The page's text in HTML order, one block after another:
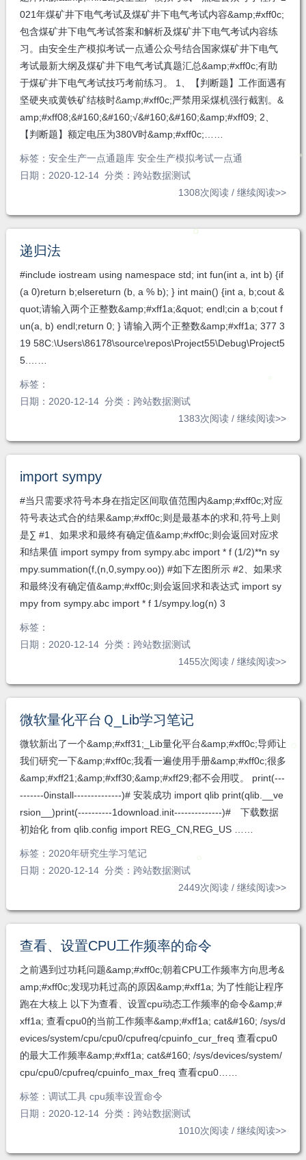
021年煤矿井下电气考试及煤矿井下电气考试内容&amp;#xff0c;
包含煤矿井下电气考试答案和解析及煤矿井下电气考试内容练
习。由安全生产模拟考试一点通公众号结合国家煤矿井下电气
考试最新大纲及煤矿井下电气考试真题汇总&amp;#xff0c;有助
于煤矿井下电气考试技巧考前练习。 1、【判断题】工作面遇有
坚硬夹或黄铁矿结核时&amp;#xff0c;严禁用采煤机强行截割。&
amp;#xff08;&#160;&#160;√&#160;&#160;&amp;#xff09; 2、
【判断题】额定电压为380V时&amp;#xff0c;……
标签： 安全生产一点通题库 安全生产模拟考试一点通
日期：2020-12-14 分类： 跨站数据测试
1308次阅读 /继续阅读>>
递归法
#include iostream using namespace std; int fun(int a, int b) {if
(a 0)return b;elsereturn (b, a % b); } int main() {int a, b;cout &
quot;请输入两个正整数&amp;#xff1a;&quot; endl;cin a b;cout f
un(a, b) endl;return 0; } 请输入两个正整数&amp;#xff1a; 377 3
19 58C:\Users\86178\source\repos\Project55\Debug\Project5
5.……
标签：
日期：2020-12-14 分类： 跨站数据测试
1383次阅读 /继续阅读>>
import sympy
#当只需要求符号本身在指定区间取值范围内&amp;#xff0c;对应
符号表达式合的结果&amp;#xff0c;则是最基本的求和,符号上则
是∑ #1、如果求和最终有确定值&amp;#xff0c;则会返回对应求
和结果值 import sympy from sympy.abc import * f (1/2)**n sy
mpy.summation(f,(n,0,sympy.oo)) #如下左图所示 #2、如果求
和最终没有确定值&amp;#xff0c;则会返回求和表达式 import sy
mpy from sympy.abc import * f 1/sympy.log(n) 3
标签：
日期：2020-12-14 分类： 跨站数据测试
1455次阅读 /继续阅读>>
微软量化平台Ｑ_Lib学习笔记
微软新出了一个&amp;#xff31;_Lib量化平台&amp;#xff0c;导师让
我们研究一下&amp;#xff0c;我看一遍使用手册&amp;#xff0c;很多
&amp;#xff21;&amp;#xff30;&amp;#xff29;都不会用哎。 print(---
-------0install--------------)# 安装成功 import qlib print(qlib.__ve
rsion__)print(----------1download.init--------------)# 下载数据
初始化 from qlib.config import REG_CN,REG_US ……
标签： 2020年研究生学习笔记
日期：2020-12-14 分类： 跨站数据测试
2449次阅读 /继续阅读>>
查看、设置CPU工作频率的命令
之前遇到过功耗问题&amp;#xff0c;朝着CPU工作频率方向思考&
amp;#xff0c;发现功耗过高的原因&amp;#xff1a; 为了性能让程序
跑在大核上 以下为查看、设置cpu动态工作频率的命令&amp;#
xff1a; 查看cpu0的当前工作频率&amp;#xff1a; cat&#160; /sys/d
evices/system/cpu/cpu0/cpufreq/cpuinfo_cur_freq 查看cpu0
的最大工作频率&amp;#xff1a; cat&#160; /sys/devices/system/
cpu/cpu0/cpufreq/cpuinfo_max_freq 查看cpu0……
标签： 调试工具 cpu频率设置命令
日期：2020-12-14 分类： 跨站数据测试
1010次阅读 /继续阅读>>